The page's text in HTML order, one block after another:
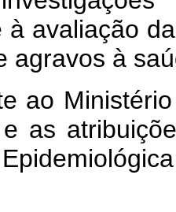
à avaliação
agravos à
ao
as